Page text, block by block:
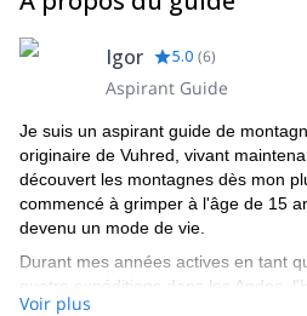
Igor 5.0 (6)
Aspirant Guide
Je suis un aspirant guide de
originaire de Vuhred, vivant
découvert les montagnes dès mon
commencé à grimper à l'âge de 15
devenu un mode de vie.
Durant mes années actives en tant
quatre expéditions dans les Andes,
été nominé pour le Piolet d'or pour
Voir plus